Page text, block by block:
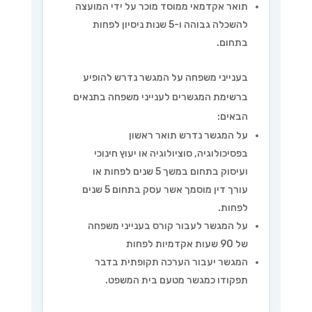
תואר אקדמאי ממוסד מוכר על ידי המועצה
להשכלה גבוהה ו-5 שנות ניסיון לפחות
בתחום.
בענייני משפחה על המגשר נדרש להופיע
ברשימת המגשרים לענייני משפחה בתנאים
הבאים:
על המגשר נדרש תואר ראשון
בפסיכולוגיה, סוציולוגיה או יעוץ חינוכי
ועיסוק בתחום במשך 5 שנים לפחות או
עורך דין מוסמך אשר עסק בתחום 5 שנים
לפחות.
על המגשר לעבור קורס בענייני משפחה
של 90 שעות אקדמיות לפחות
המגשר יעבור הערכה תקופתית בדבר
תפקודו כמגשר מטעם בית המשפט.